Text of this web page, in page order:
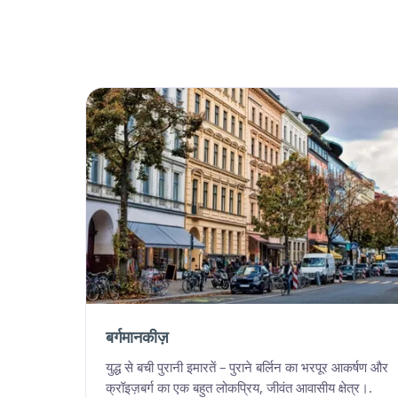
बर्गमानकीज़
युद्ध से बची पुरानी इमारतें – पुराने बर्लिन का भरपूर आकर्षण और
क्रॉइज़बर्ग का एक बहुत लोकप्रिय, जीवंत आवासीय क्षेत्र।.